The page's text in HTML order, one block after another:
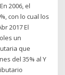
2006, el
con lo cual los
2017 El
un
que
del 35% al Y